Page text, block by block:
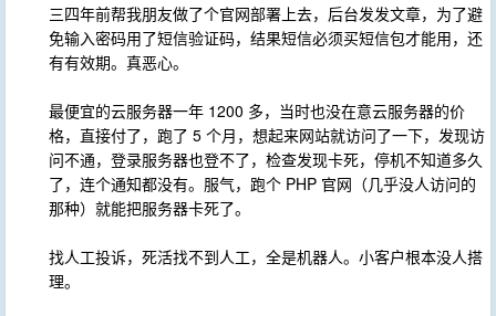
三四年前帮我朋友做了个官网部署上去，后台发发文章，为了避
免输入密码用了短信验证码，结果短信必须买短信包才能用，还
有有效期。真恶心。
最便宜的云服务器一年 1200 多，当时也没在意云服务器的价
格，直接付了，跑了 5 个月，想起来网站就访问了一下，发现访
问不通，登录服务器也登不了，检查发现卡死，停机不知道多久
了，连个通知都没有。服气，跑个 PHP 官网（几乎没人访问的
那种）就能把服务器卡死了。
找人工投诉，死活找不到人工，全是机器人。小客户根本没人搭
理。